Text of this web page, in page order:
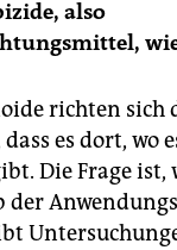
also
richten sich
es dort, wo
Die Frage ist,
der